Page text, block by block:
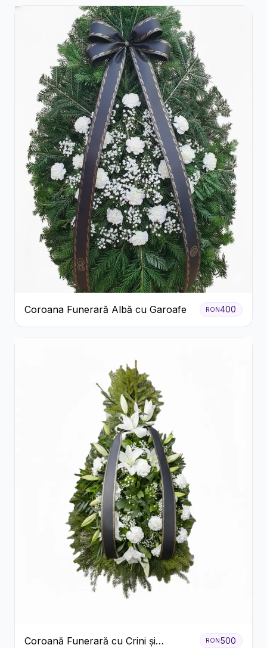
Coroana Funerară Albă cu Garoafe RON400
Coroană Funerară cu Crini și
RON 500